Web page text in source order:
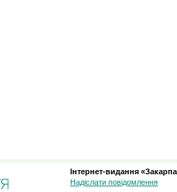
Інтернет-видання
Надіслати повідомлення